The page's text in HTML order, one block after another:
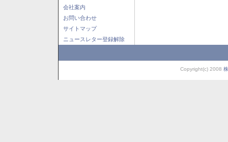
会社案内
お問い合わせ
サイトマップ
ニュースレター登録解除
Copyright(c) 2008